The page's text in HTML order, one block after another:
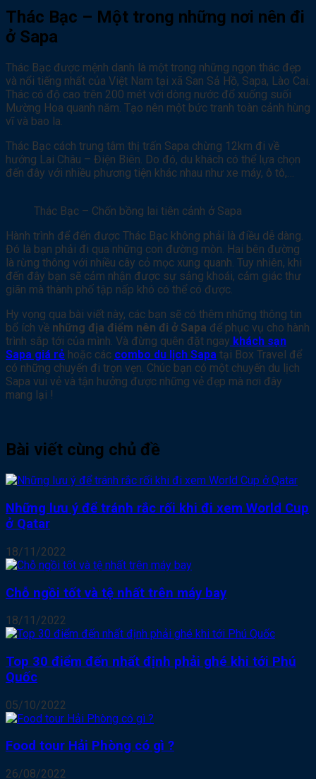
Thác Bạc – Một trong những nơi nên đi
ở Sapa
Thác Bạc được mệnh danh là một trong những ngọn thác đẹp
và nổi tiếng nhất của Việt Nam tại xã San Sả Hồ, Sapa, Lào Cai.
Thác có độ cao trên 200 mét với dòng nước đổ xuống suối
Mường Hoa quanh năm. Tạo nên một bức tranh toàn cảnh hùng
vĩ và bao la.
Thác Bạc cách trung tâm thị trấn Sapa chừng 12km đi về
hướng Lai Châu – Điện Biên. Do đó, du khách có thể lựa chọn
đến đây với nhiều phương tiện khác nhau như xe máy, ô tô,…
Thác Bạc – Chốn bồng lai tiên cảnh ở Sapa
Hành trình để đến được Thác Bạc không phải là điều dễ dàng.
Đó là bạn phải đi qua những con đường mòn. Hai bên đường
là rừng thông với nhiều cây cỏ mọc xung quanh. Tuy nhiên, khi
đến đây bạn sẽ cảm nhận được sự sảng khoái, cảm giác thư
giãn mà thành phố tập nấp khó có thể có được.
Hy vọng qua bài viết này, các bạn sẽ có thêm những thông tin
bổ ích về những địa điểm nên đi ở Sapa để phục vụ cho hành
trình sắp tới của mình. Và đừng quên đặt ngay khách sạn
Sapa giá rẻ hoặc các combo du lịch Sapa tại Box Travel để
có những chuyến đi trọn vẹn. Chúc bạn có một chuyến du lịch
Sapa vui vẻ và tận hưởng được những vẻ đẹp mà nơi đây
mang lại !
Bài viết cùng chủ đề
Những lưu ý để tránh rắc rối khi đi xem World Cup
ở Qatar
18/11/2022
Chỗ ngồi tốt và tệ nhất trên máy bay
18/11/2022
Top 30 điểm đến nhất định phải ghé khi tới Phú
Quốc
05/10/2022
Food tour Hải Phòng có gì ?
26/08/2022